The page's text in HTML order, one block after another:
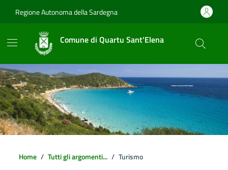
Regione Autonoma della Sardegna
Comune di Quartu Sant'Elena
Home Tutti gli argomenti... Turismo